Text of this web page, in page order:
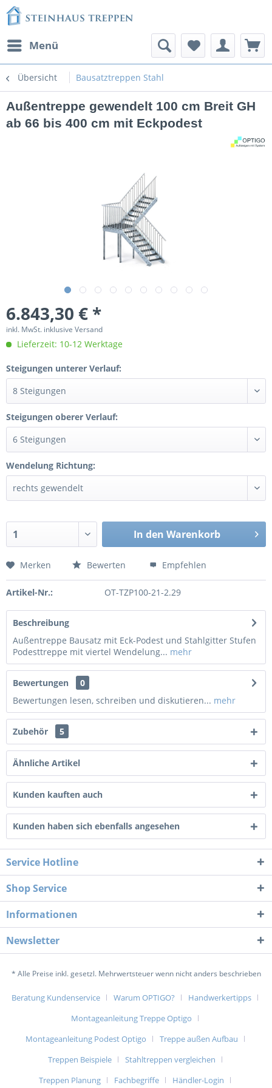
Menü
Übersicht Bausatztreppen Stahl
Außentreppe gewendelt 100 cm Breit GH
ab 66 bis 400 cm mit Eckpodest
6.843,30 € *
inkl. MwSt. inklusive Versand
Lieferzeit: 10-12 Werktage
Steigungen unterer Verlauf:
Steigungen oberer Verlauf:
Wendelung Richtung:
In den Warenkorb
Merken Bewerten Empfehlen
Artikel-Nr.: OT-TZP100-21-2.29
Beschreibung
Außentreppe Bausatz mit Eck-Podest und Stahlgitter Stufen
Podesttreppe mit viertel Wendelung... mehr
Bewertungen
0
Bewertungen lesen, schreiben und diskutieren... mehr
Zubehör 5
Ähnliche Artikel
Kunden kauften auch
Kunden haben sich ebenfalls angesehen
Service Hotline
Shop Service
Informationen
Newsletter
* Alle Preise inkl. gesetzl. Mehrwertsteuer wenn nicht anders beschrieben
Beratung Kundenservice Warum OPTIGO?
Handwerkertipps
Montageanleitung Treppe Optigo
Montageanleitung Podest Optigo
Treppe außen Aufbau
Treppen Beispiele
Stahltreppen vergleichen
Treppen Planung
Fachbegriffe Händler-Login